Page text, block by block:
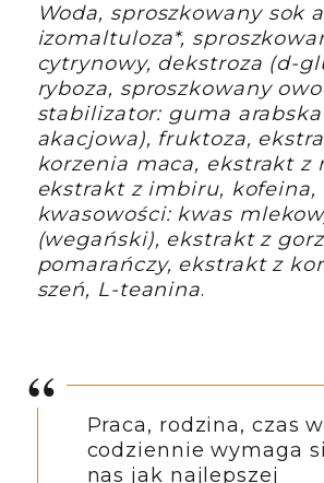
Woda, sproszkowany sok
izomaltuloza*,
cytrynowy, dekstroza (d-
ryboza, sproszkowany
stabilizator: guma
akacjowa), fruktoza,
korzenia maca, ekstrakt z
ekstrakt z imbiru,
kwasowości: kwas
(wegański), ekstrakt z
pomarańczy, ekstrakt z
szeń, L-teanina.
Praca, rodzina, czas
codziennie wymaga
nas jak najlepszej